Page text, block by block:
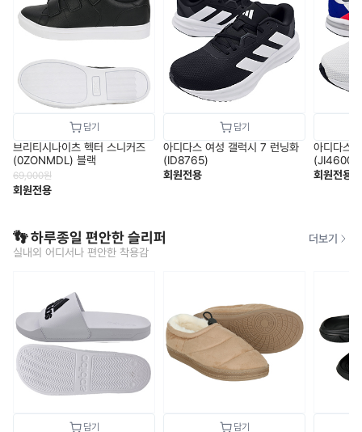
브리티시나이츠 헥터 스니커즈
(0ZONMDL) 블랙
69,000원
회원전용
아디다스 여성 갤럭시 7 런닝화
(ID8765)
회원전용
아디다스
(JI4600)
회원전용
👣 하루종일 편안한 슬리퍼
실내외 어디서나 편안한 착용감
더보기